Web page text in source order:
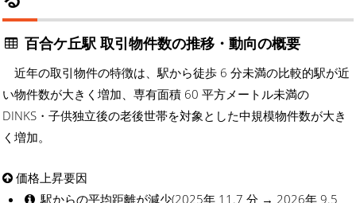
百合ケ丘駅 取引物件数の推移・動向の概要
近年の取引物件の特徴は、駅から徒歩 6 分未満の比較的駅が近
い物件数が大きく増加、専有面積 60 平方メートル未満の
DINKS・子供独立後の老後世帯を対象とした中規模物件数が大き
く増加。
価格上昇要因
駅からの平均距離が減少(2025年 11.7 分 → 2026年 9.5